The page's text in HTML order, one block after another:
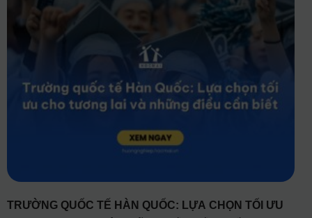
TRƯỜNG QUỐC TẾ HÀN QUỐC: LỰA CHỌN TỐI ƯU